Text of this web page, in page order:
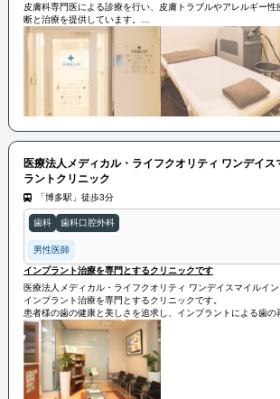
皮膚科専門医による診療を行い、皮膚トラブルやアレルギー
断と治療を提供しています。
また、美容皮膚科としても活動し、皮膚の美容・健康に関する
す。最新の治療技術や設備を導入し、患者様の皮膚の健康と
医療法人メディカル・ライフクオリティ ワンデイス
ラントクリニック
「博多駅」徒歩3分
歯科 歯科口腔外科
男性医師
インプラント治療を専門とするクリニックです
医療法人メディカル・ライフクオリティ ワンデイスマイルイン
インプラント治療を専門とするクリニックです。
患者様の歯の健康と美しさを追求し、インプラントによる歯の
患者様の個々のニーズに合わせたカスタマイズされた治療プラ
と健康な歯を取り戻すサポートを行っています。